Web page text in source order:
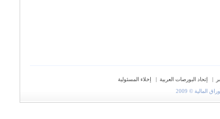
| إتحاد البورصات العربية |
إخلاء المسئولية
© 2009